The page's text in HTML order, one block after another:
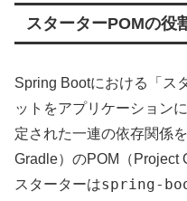
スターターPOMの役
Spring Bootにおける「ス
ットをアプリケーション
定された一連の依存関係
Gradle）のPOM（Project
スターターはspring-